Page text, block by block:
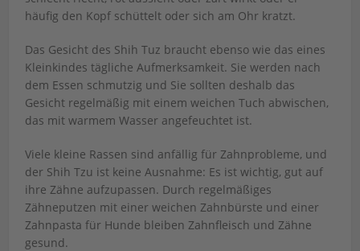
häufig den Kopf schüttelt oder sich am Ohr kratzt.
Das Gesicht des Shih Tuz braucht ebenso wie das eines
Kleinkindes tägliche Aufmerksamkeit. Sie werden nach
dem Essen schmutzig und Sie sollten deshalb das
Gesicht regelmäßig mit einem weichen Tuch abwischen,
das mit warmem Wasser angefeuchtet ist.
Viele kleine Rassen sind anfällig für Zahnprobleme, und
der Shih Tzu ist keine Ausnahme: Es ist wichtig, gut auf
ihre Zähne aufzupassen. Durch regelmäßiges
Zähneputzen mit einer weichen Zahnbürste und einer
Zahnpasta für Hunde bleiben Zahnfleisch und Zähne
gesund.